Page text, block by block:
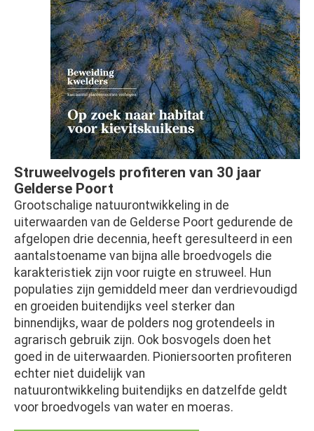
Struweelvogels profiteren van 30 jaar
Gelderse Poort
Grootschalige natuurontwikkeling in de
uiterwaarden van de Gelderse Poort gedurende de
afgelopen drie decennia, heeft geresulteerd in een
aantalstoename van bijna alle broedvogels die
karakteristiek zijn voor ruigte en struweel. Hun
populaties zijn gemiddeld meer dan verdrievoudigd
en groeiden buitendijks veel sterker dan
binnendijks, waar de polders nog grotendeels in
agrarisch gebruik zijn. Ook bosvogels doen het
goed in de uiterwaarden. Pioniersoorten profiteren
echter niet duidelijk van
natuurontwikkeling buitendijks en datzelfde geldt
voor broedvogels van water en moeras.